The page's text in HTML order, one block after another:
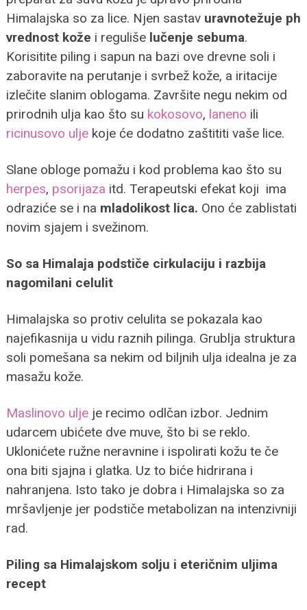
Himalajska so za lice. Njen sastav uravnotežuje ph
vrednost kože i reguliše lučenje sebuma.
Korisitite piling i sapun na bazi ove drevne soli i
zaboravite na perutanje i svrbež kože, a iritacije
izlečite slanim oblogama. Završite negu nekim od
prirodnih ulja kao što su kokosovo, laneno ili
ricinusovo uljekoje će dodatno zaštititi vaše lice.
Slane obloge pomažu i kod problema kao što su
herpes, psorijaza itd. Terapeutski efekat koji ima
odraziće se i na mladolikost lica. Ono će zablistati
novim sjajem i svežinom.
So sa Himalaja podstiče cirkulaciju i razbija
nagomilani celulit
Himalajska so protiv celulita se pokazala kao
najefikasnija u vidu raznih pilinga. Grublja struktura
soli pomešana sa nekim od biljnih ulja idealna je za
masažu kože.
Maslinovo uljeje recimo odlčan izbor. Jednim
udarcem ubićete dve muve, što bi se reklo.
Uklonićete ružne neravnine i ispolirati kožu te če
ona biti sjajna i glatka. Uz to biće hidrirana i
nahranjena. Isto tako je dobra i Himalajska so za
mršavljenje jer podstiče metabolizan na intenzivniji
rad.
Piling sa Himalajskom solju i eteričnim uljima
recept